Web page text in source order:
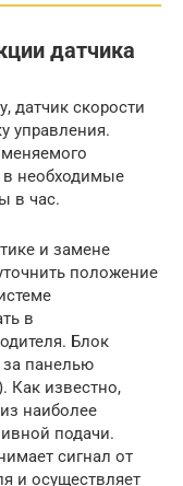
датчика
датчик скорости
управления.
в необходимые
в час.
и замене
положение
в
Блок
за панелью
Как известно,
наиболее
подачи.
сигнал от
и осуществляет